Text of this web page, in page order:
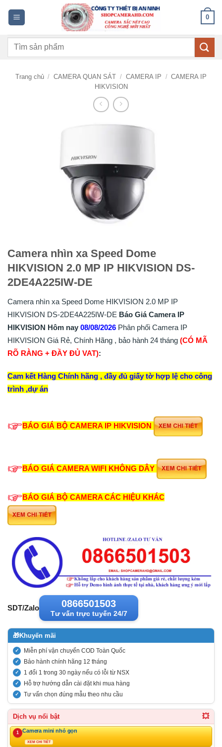
dung
0
Tìm
Trang chủ / CAMERA QUAN SÁT / CAMERA IP / CAMERA IP
HIKVISION
Camera nhìn xa Speed Dome
HIKVISION 2.0 MP IP HIKVISION DS-
2DE4A225IW-DE
Camera nhìn xa Speed Dome HIKVISION 2.0 MP IP
HIKVISION DS-2DE4A225IW-DE Báo Giá Camera IP
HIKVISION Hôm nay 08/08/2026 Phân phối Camera IP
HIKVISION Giá Rẻ, Chính Hãng , bảo hành 24 tháng (CÓ MÃ
RÕ RÀNG + ĐẦY ĐỦ VAT):
Cam kết Hàng Chính hãng , đầy đủ giấy tờ hợp lệ cho công
trình ,dự án
BÁO GIÁ BỘ CAMERA IP HIKVISION
BÁO GIÁ CAMERA WIFI KHÔNG DÂY
BÁO GIÁ BỘ CAMERA CÁC HIỆU KHÁC
SDT/Zalo 0866501503
Tư vấn trực tuyến 24/7
🎁Khuyến mãi
Miễn phí vận chuyển COD Toàn Quốc
Bảo hành chính hãng 12 tháng
1 đổi 1 trong 30 ngày nếu có lỗi từ NSX
Hỗ trợ hướng dẫn cài đặt khi mua hàng
Tư vấn chọn đúng mẫu theo nhu cầu
Dịch vụ nổi bật 💥
1 Camera mini nhỏ gọn
XEM CHI TIẾT